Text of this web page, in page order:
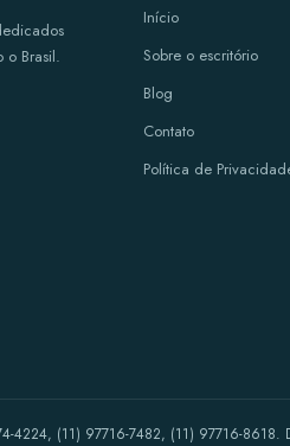
o Brasil.
Início
Sobre o escritório
Blog
Contato
Política de
4224, (11) 97716-7482, (11) 97716-8618.